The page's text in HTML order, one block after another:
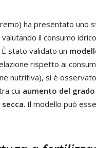
ha presentato uno
valutando il consumo
stato validato un
rispetto ai
nutritiva), si è
cui aumento del
. Il modello può